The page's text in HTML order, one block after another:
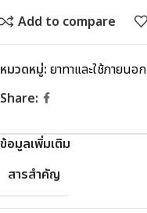
Add to compare
หมวดหมู่: ยาทาและใช้ภายนอก
Share:
ข้อมูลเพิ่มเติม
สารสำคัญ